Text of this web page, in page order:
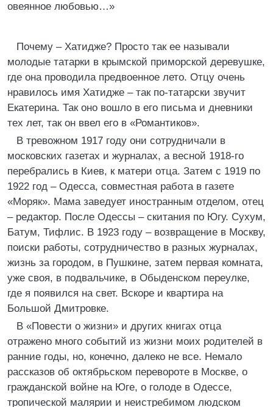
овеянное любовью…»
Почему – Хатидже? Просто так ее называли
молодые татарки в крымской приморской деревушке,
где она проводила предвоенное лето. Отцу очень
нравилось имя Хатидже – так по-татарски звучит
Екатерина. Так оно вошло в его письма и дневники
тех лет, так он ввел его в «Романтиков».
В тревожном 1917 году они сотрудничали в
московских газетах и журналах, а весной 1918-го
перебрались в Киев, к матери отца. Затем с 1919 по
1922 год – Одесса, совместная работа в газете
«Моряк». Мама заведует иностранным отделом, отец
– редактор. После Одессы – скитания по Югу. Сухум,
Батум, Тифлис. В 1923 году – возвращение в Москву,
поиски работы, сотрудничество в разных журналах,
жизнь за городом, в Пушкине, затем первая комната,
уже своя, в подвальчике, в Обыденском переулке,
где я появился на свет. Вскоре и квартира на
Большой Дмитровке.
В «Повести о жизни» и других книгах отца
отражено много событий из жизни моих родителей в
ранние годы, но, конечно, далеко не все. Немало
рассказов об октябрьском перевороте в Москве, о
гражданской войне на Юге, о голоде в Одессе,
тропической малярии и неистребимом людском